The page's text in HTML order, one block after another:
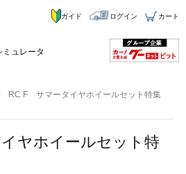
ミュレータ
ガイド ログイン カート
RC F サマータイヤホイールセット特集
ヤホイールセット特